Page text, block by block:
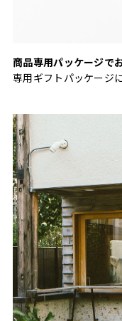
商品専用パッケージで
専用ギフトパッケージ